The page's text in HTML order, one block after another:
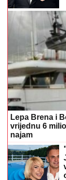
Lepa Brena i
vrijednu 6
najam